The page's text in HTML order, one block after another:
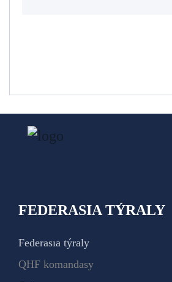
FEDERASIA TÝRALY
Federasıa týraly
QHF komandasy